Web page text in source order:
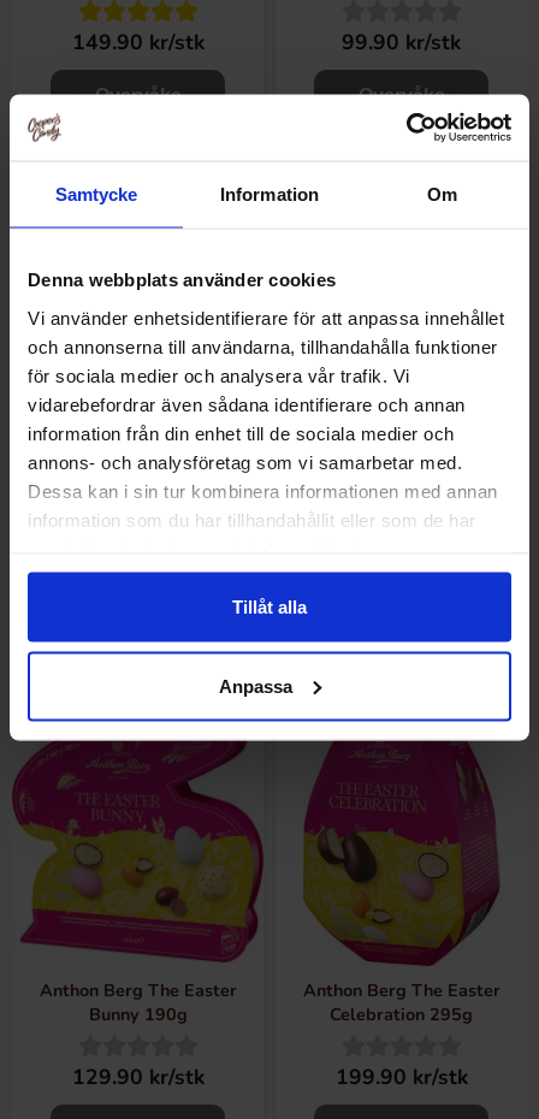
Samtycke Information Om
Denna webbplats använder cookies
Vi använder enhetsidentifierare för att anpassa innehållet
och annonserna till användarna, tillhandahålla funktioner
för sociala medier och analysera vår trafik. Vi
vidarebefordrar även sådana identifierare och annan
information från din enhet till de sociala medier och
annons- och analysföretag som vi samarbetar med.
Dessa kan i sin tur kombinera informationen med annan
information som du har tillhandahållit eller som de har
Tillåt alla
Anpassa
149.90 kr/stk
Overvåke
99.90 kr/stk
Overvåke
-20%
Cadbury Creme Egg Mixlåda
5-pack (200g)
Anthon Berg The Easter Egg
190g
Anthon Berg The Easter
Bunny 190g
129.90 kr/stk
Anthon Berg The Easter
Celebration 295g
199.90 kr/stk